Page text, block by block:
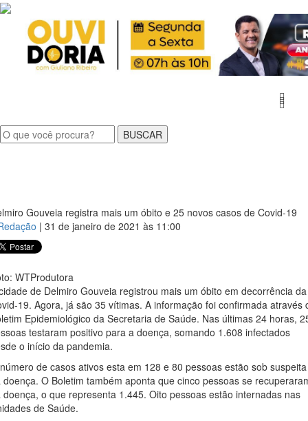
Gouveia registra mais um óbito e 25 novos casos de Covid-19
| 31 de janeiro de 2021 às 11:00
WTProdutora
de Delmiro Gouveia registrou mais um óbito em decorrência da
19. Agora, já são 35 vítimas. A informação foi confirmada através
Epidemiológico da Secretaria de Saúde. Nas últimas 24 horas,
testaram positivo para a doença, somando 1.608 infectados
o início da pandemia.
de casos ativos esta em 128 e 80 pessoas estão sob suspeita
doença. O Boletim também aponta que cinco pessoas se
doença, o que representa 1.445. Oito pessoas estão internadas nas
de Saúde.